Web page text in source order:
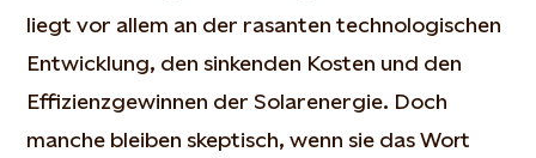
liegt vor allem an der rasanten technologischen
Entwicklung, den sinkenden Kosten und den
Effizienzgewinnen der Solarenergie. Doch
manche bleiben skeptisch, wenn sie das Wort